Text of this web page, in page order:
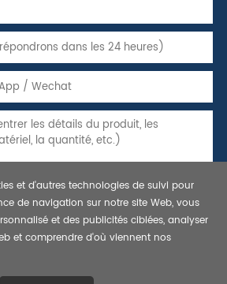
et d'autres technologies de suivi pour
de navigation sur notre site Web, vous
et des publicités ciblées, analyser
et comprendre d'où viennent nos